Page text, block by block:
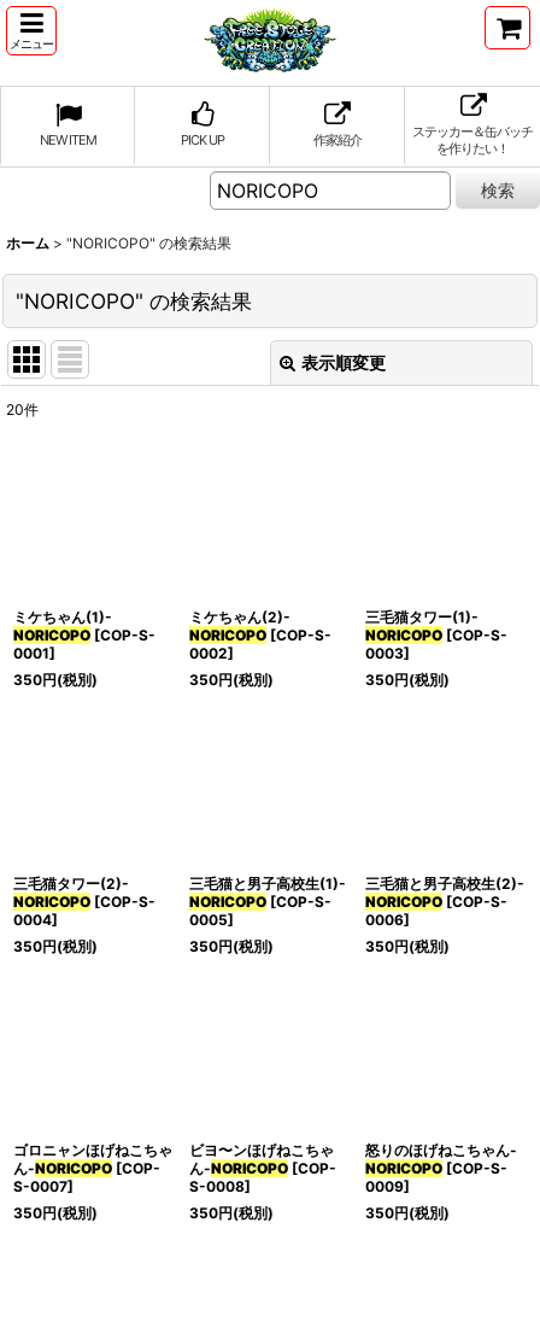
メニュー
NEW ITEM PICK UP 作家紹介
ステッカー＆缶バッチ
を作りたい！
ホーム > "NORICOPO" の検索結果
"NORICOPO" の検索結果
表示順変更
絞り込む
20件
ミケちゃん(1)-
NORICOPO [COP-S-
0001]
350円(税別)
ミケちゃん(2)-
NORICOPO [COP-S-
0002]
350円(税別)
三毛猫タワー(1)-
NORICOPO [COP-S-
0003]
350円(税別)
三毛猫タワー(2)-
NORICOPO [COP-S-
0004]
350円(税別)
三毛猫と男子高校生(1)-
NORICOPO [COP-S-
0005]
350円(税別)
三毛猫と男子高校生(2)-
NORICOPO [COP-S-
0006]
350円(税別)
ゴロニャンほげねこちゃ
ん-NORICOPO [COP-
S-0007]
350円(税別)
ビヨ〜ンほげねこちゃ
ん-NORICOPO [COP-
S-0008]
350円(税別)
怒りのほげねこちゃん-
NORICOPO [COP-S-
0009]
350円(税別)